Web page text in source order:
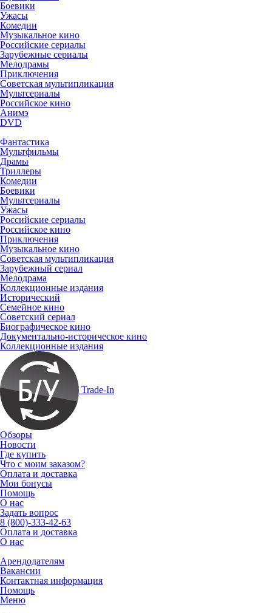
Боевики
Ужасы
Комедии
Музыкальное кино
Российские сериалы
Зарубежные сериалы
Мелодрамы
Приключения
Советская мультипликация
Мультсериалы
Российское кино
Анимэ
DVD
Фантастика
Мультфильмы
Драмы
Триллеры
Комедии
Боевики
Мультсериалы
Ужасы
Российские сериалы
Российское кино
Приключения
Музыкальное кино
Советская мультипликация
Зарубежный сериал
Мелодрама
Коллекционные издания
Исторический
Семейное кино
Советский сериал
Биографическое кино
Документально-историческое кино
Коллекционные издания
Trade-In
Обзоры
Новости
Где купить
Что с моим заказом?
Оплата и доставка
Мои бонусы
Помощь
О нас
Задать вопрос
8 (800)-333-42-63
Оплата и доставка
О нас
Арендодателям
Вакансии
Контактная информация
Помощь
Меню